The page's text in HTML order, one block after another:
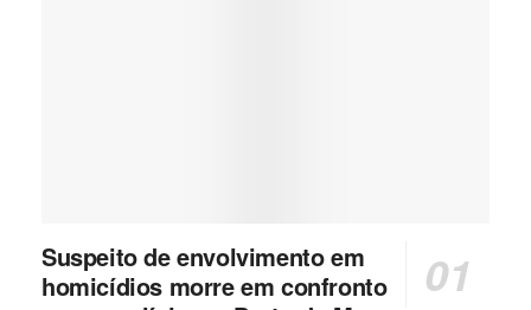
Suspeito de envolvimento em
homicídios morre em confronto